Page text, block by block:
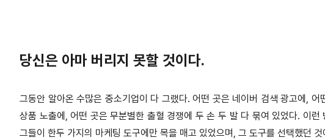
당신은 아마 버리지 못할 것이다.
그동안 알아온 수많은 중소기업이 다 그랬다. 어떤 곳은 네이버 검색 광고에, 어
상품 노출에, 어떤 곳은 무분별한 출혈 경쟁에 두 손 두 발 다 묶여 있었다. 이런
그들이 한두 가지의 마케팅 도구에만 목을 매고 있었으며, 그 도구를 선택했던